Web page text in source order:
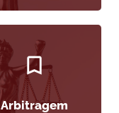
Arbitragem